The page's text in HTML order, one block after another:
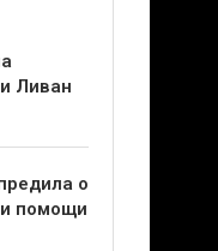
Ливан
о
помощи